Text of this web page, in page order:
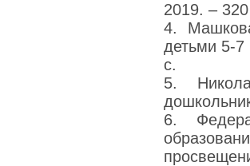
2019. –
4.
детьми 5-7
с.
5.
6.